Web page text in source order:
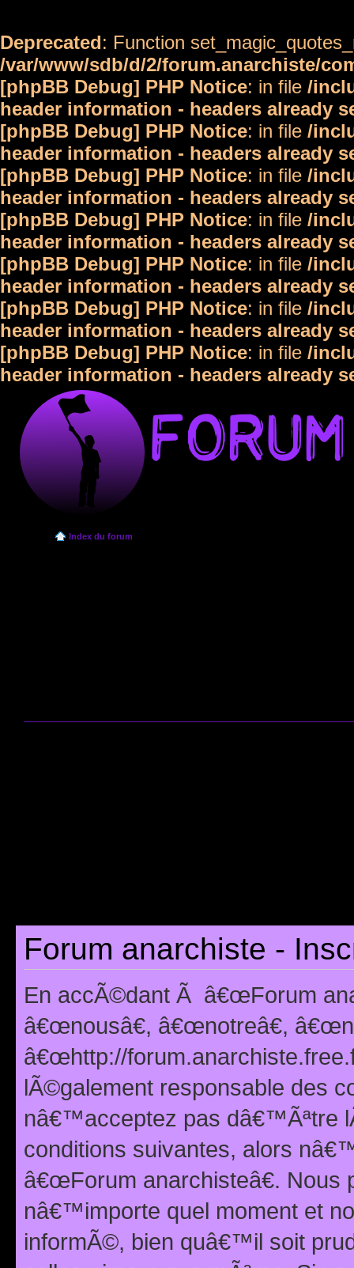
Deprecated: Function
/var/www/sdb/d/2/forum.anarchiste/
[phpBB Debug] PHP Notice: in file /
header information - headers already
[phpBB Debug] PHP Notice: in file /
header information - headers already
[phpBB Debug] PHP Notice: in file /
header information - headers already
[phpBB Debug] PHP Notice: in file /
header information - headers already
[phpBB Debug] PHP Notice: in file /
header information - headers already
[phpBB Debug] PHP Notice: in file /
header information - headers already
[phpBB Debug] PHP Notice: in file /
header information - headers already
Index du forum
Forum anarchiste -
En accÃ©dant Ã â€œForum
â€œnousâ€, â€œnotreâ€,
â€œhttp://
lÃ©galement responsable des
nâ€™acceptez pas dâ€™Ãªtre
conditions suivantes, alors
â€œForum anarchisteâ€.
nâ€™importe quel moment et
informÃ©, bien quâ€™il soit